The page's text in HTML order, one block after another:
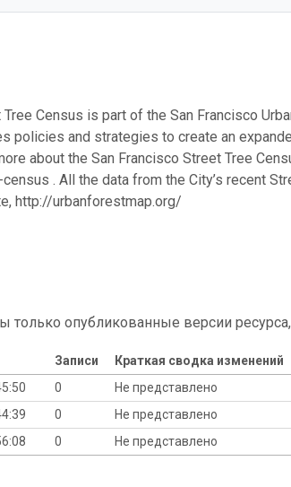
Census is part of the San Francisco
policies and strategies to create an
about the San Francisco Street Tree
. All the data from the City’s recent
http://urbanforestmap.org/
только опубликованные версии
Записи Краткая сводка изменений
0 Не представлено
0 Не представлено
0 Не представлено